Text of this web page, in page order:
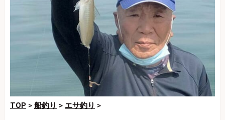
TOP > 船釣り > エサ釣り >